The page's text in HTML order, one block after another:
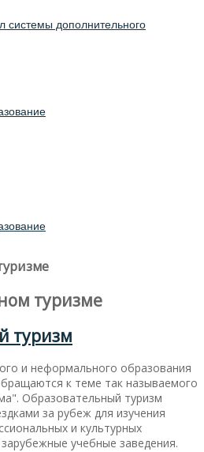
туризме
туризм
и неформального образования
к теме так называемого
Образовательный туризм
за рубеж для изучения
и культурных
учебные заведения.